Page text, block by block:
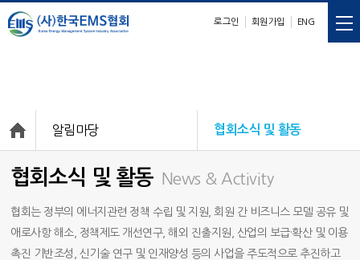
ENG
회원가입
로그인
알림마당 협회소식 및 활동
협회소식 및 활동 News & Activity
협회는 정부의 에너지관련 정책 수립 및 지원, 회원 간 비즈니스 모델 공유 및
애로사항 해소, 정책제도 개선연구, 해외 진출지원, 산업의 보급·확산 및 이용
촉진 기반조성, 신기술 연구 및 인재양성 등의 사업을 주도적으로 추진하고